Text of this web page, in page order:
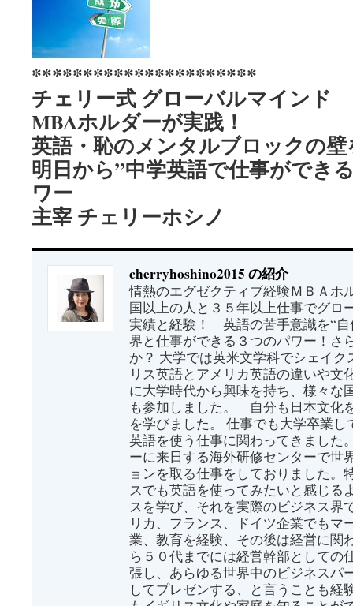
**********************
チェリー式 グローバルマインド
MBAホルダーが実践！
英語・恥のメンタルブロックの
明日から”中学英語で仕事ができ
ワー
主宰 チェリーホシノ
cherryhoshino2015 の紹介
情熱のエグゼクティブ経験ＭＢＡホ
国以上の人と３５年以上仕事でグロ
実績と経験！ 英語の苦手意識を“自
界と仕事ができる３つのパワー！さ
か？ 大学では英米文学科でシェイ
リス英語とアメリカ英語の違いや文
に大学時代から興味を持ち、様々な
も参加しました。 自分も日本文化
を学びました。 仕事でも大学卒業
英語を使う仕事に関わってきました
ーに来日する海外研修センターで世
ョンを取る仕事をしておりました。
スでも英語を使ってみたいと感じる
スを学び、それを実際のビジネス界
リカ、フランス、ドイツ企業でもマ
業、教育を経験、その後は経営に関
ら５０代までには経営幹部としての
張し、あらゆる世界中のビジネスパ
してプレゼンする、と言うことも経